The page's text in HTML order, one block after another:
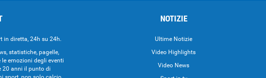
in diretta, 24h su 24h.
statistiche, pagelle,
emozioni degli eventi
20 anni il punto di
NOTIZIE
Ultime Notizie
Video Highlights
Video News